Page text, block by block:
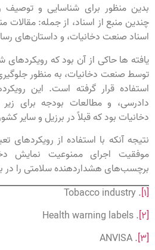
بدین منظور برای شناسایی و توصیف
چندین منبع از اسناد، از جمله: مقالات
اسناد صنعت دخانیات، و داستان‌های
یافته ها حاکی از آن بود که
توسط صنعت دخانیات، به منظور
استفاده قرار گرفته است. این
دادرسی، و مطالعات بودجه برای
دخانیات بود که قبلاً در برزیل و سایر
نتیجه آنکه با استفاده از رویکردهای
موفقیت اجرای ممنوعیت نمایش
برچسب‌های هشداردهنده سلامتی را در
[1]
. Tobacco industry
[2]
. Health warning labels
[3]
. ANVISA